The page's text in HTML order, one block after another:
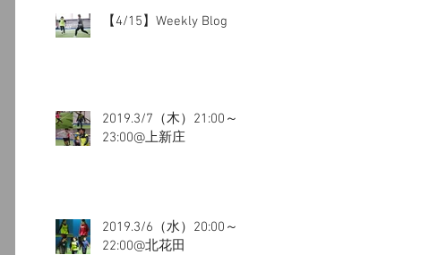
【4/15】Weekly Blog
2019.3/7（木）21:00～
23:00@上新庄
2019.3/6（水）20:00～
22:00@北花田